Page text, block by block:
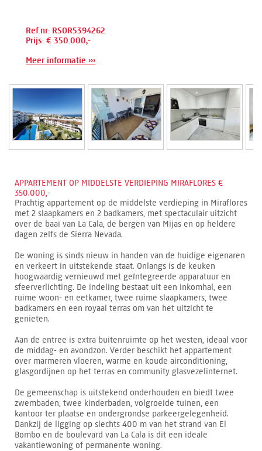
Ref.nr: RSOR5394262
Prijs: € 350.000,-
Meer informatie ›››
APPARTEMENT OP MIDDELSTE VERDIEPING MIRAFLORES €
350.000,-
Prachtig appartement op de middelste verdieping in Miraflores
met 2 slaapkamers en 2 badkamers, met spectaculair uitzicht
over de baai van La Cala, de bergen van Mijas en op heldere
dagen zelfs de Sierra Nevada.
De woning is sinds nieuw in handen van de huidige eigenaren
en verkeert in uitstekende staat. Onlangs is de keuken
hoogwaardig vernieuwd met geïntegreerde apparatuur en
sfeerverlichting. De indeling bestaat uit een inkomhal, een
ruime woon- en eetkamer, twee ruime slaapkamers, twee
badkamers en een royaal terras om van het uitzicht te
genieten.
Aan de entree is extra buitenruimte op het westen, ideaal voor
de middag- en avondzon. Verder beschikt het appartement
over marmeren vloeren, warme en koude airconditioning,
glasgordijnen op het terras en community glasvezelinternet.
De gemeenschap is uitstekend onderhouden en biedt twee
zwembaden, twee kinderbaden, volgroeide tuinen, een
kantoor ter plaatse en ondergrondse parkeergelegenheid.
Dankzij de ligging op slechts 400 m van het strand van El
Bombo en de boulevard van La Cala is dit een ideale
vakantiewoning of permanente woning.